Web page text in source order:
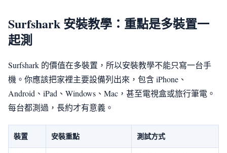
Surfshark 安裝教學：重點是多裝置一
起測
Surfshark 的價值在多裝置，所以安裝教學不能只寫一台手
機。你應該把家裡主要設備列出來，包含 iPhone、
Android、iPad、Windows、Mac，甚至電視盒或旅行筆電。
每台都測過，長約才有意義。
裝置 安裝重點 測試方式